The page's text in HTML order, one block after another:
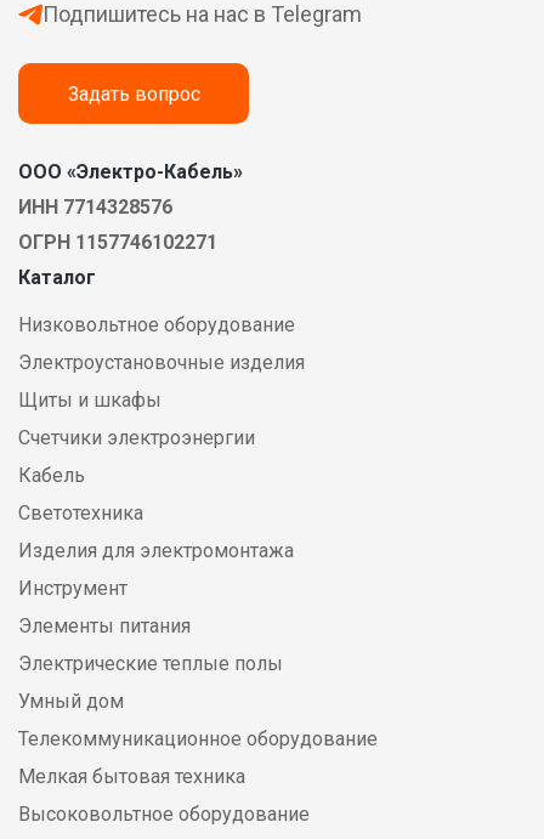
Подпишитесь на нас в Telegram
Задать вопрос
ООО «Электро-Кабель»
ИНН 7714328576
ОГРН 1157746102271
Каталог
Низковольтное оборудование
Электроустановочные изделия
Щиты и шкафы
Счетчики электроэнергии
Кабель
Светотехника
Изделия для электромонтажа
Инструмент
Элементы питания
Электрические теплые полы
Умный дом
Телекоммуникационное оборудование
Мелкая бытовая техника
Высоковольтное оборудование